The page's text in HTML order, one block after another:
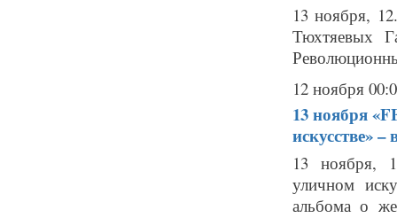
13 ноября,
Тюхтяевых
12 ноября
13 ноября
искусстве» –
13 ноября,
уличном
альбома о